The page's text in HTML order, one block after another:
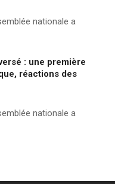
nationale a
: une première
réactions des
nationale a